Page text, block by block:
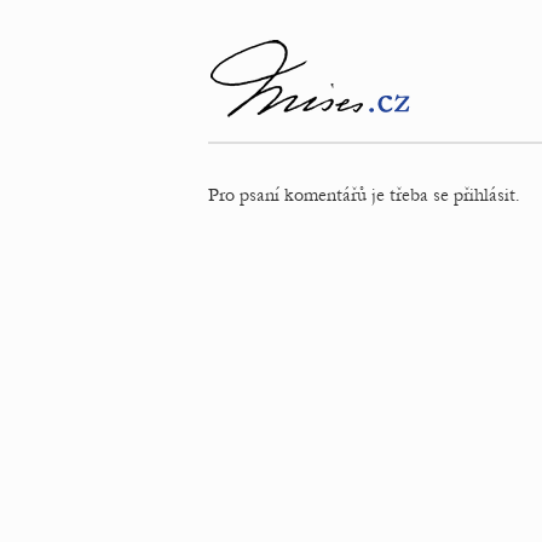
Pro psaní komentářů je třeba se přihlásit.